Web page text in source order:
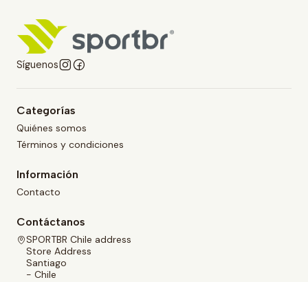
Síguenos
Categorías
Quiénes somos
Términos y condiciones
Información
Contacto
Contáctanos
SPORTBR Chile address
Store Address
Santiago
- Chile